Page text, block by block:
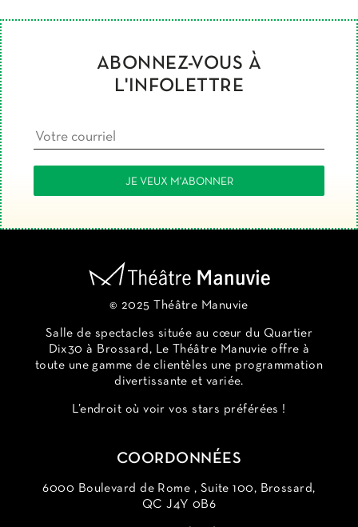
ABONNEZ-VOUS À
L'INFOLETTRE
© 2025 Théâtre Manuvie
Salle de spectacles située au cœur du Quartier
Dix30 à Brossard, Le Théâtre Manuvie offre à
toute une gamme de clientèles une programmation
divertissante et variée.
L’endroit où voir vos stars préférées !
COORDONNÉES
6000 Boulevard de Rome , Suite 100, Brossard,
QC J4Y 0B6